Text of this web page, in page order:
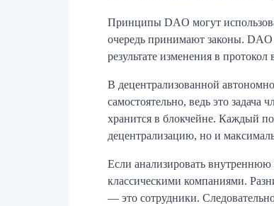
Принципы DAO могут
очередь принимают законы.
результате изменения в
В децентрализованной
самостоятельно, ведь это
хранится в блокчейне. Каждый
децентрализацию, но и
Если анализировать внутреннюю
классическими компаниями.
— это сотрудники.